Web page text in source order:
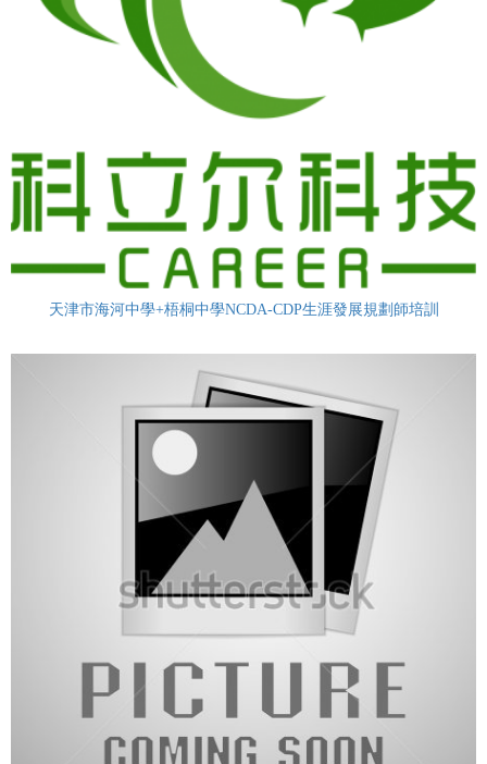
天津市海河中學+梧桐中學NCDA-CDP生涯發展規劃師培訓